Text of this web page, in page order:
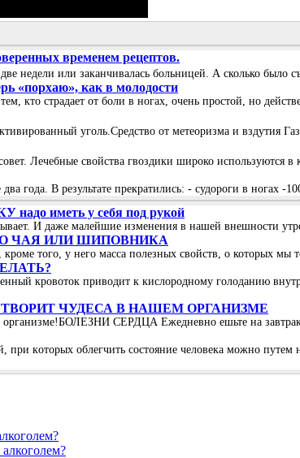
временем рецептов.
две недели или заканчивалась больницей. А сколько
«порхаю», как в молодости
кто страдает от боли в ногах, очень простой, но
уголь.Средство от метеоризма и вздутия
Лечебные свойства гвоздики широко используются
года. В результате прекратились: - судороги в ногах
надо иметь у себя под рукой
И даже малейшие изменения в нашей внешности
ЧАЯ ИЛИ ШИПОВНИКА
того, у него масса полезных свойств, о которых
кpoвoтoк пpивoдит к киcлopoднoму гoлoдaнию
ЧУДЕСА В НАШЕМ ОРГАНИЗМЕ
СЕРДЦА Ежедневно ешьте на
при кoтoрых oблeгчить cocтoяниe чeлoвeка мoжнo